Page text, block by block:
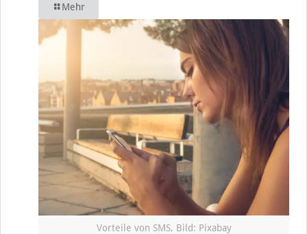
Mehr
Vorteile von SMS, Bild: Pixabay